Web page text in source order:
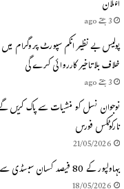
اعلان
3 ہفتے ago
پولیس بے نظیر انکم سپورٹ پروگرام
خلاف بلاتاخیر کارروائی کرے گی
3 ہفتے ago
نوجوان نسل کو منشیات سے پاک کریں
نارکوٹکس فورس
21/05/2026
بہاولپور کے 80 فیصد کسان سبسڈی سے محروم رہ گئے